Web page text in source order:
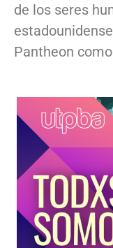
de los seres
Pantheon